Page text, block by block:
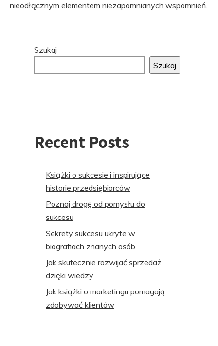
nieodłącznym elementem niezapomnianych wspomnień.
Przejdź
stopki
Szukaj
Szukaj
Recent Posts
Książki o sukcesie i inspirujące
historie przedsiębiorców
Poznaj drogę od pomysłu do
sukcesu
Sekrety sukcesu ukryte w
biografiach znanych osób
Jak skutecznie rozwijać sprzedaż
dzięki wiedzy
Jak książki o marketingu pomagają
zdobywać klientów